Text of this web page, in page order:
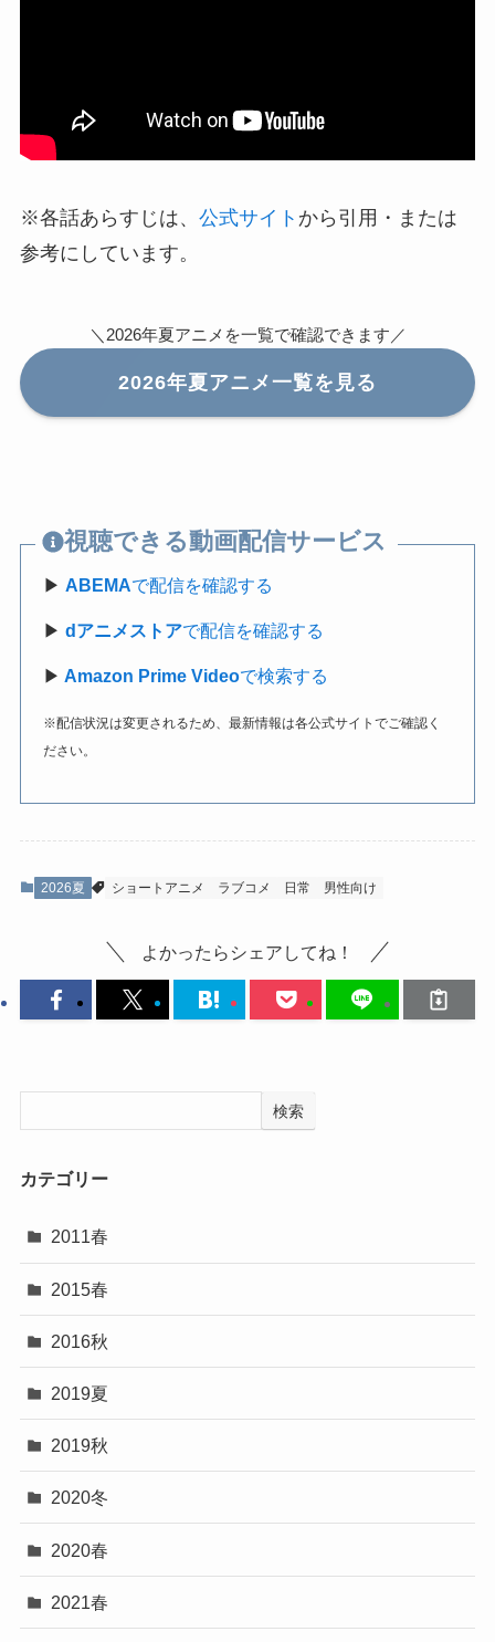
※各話あらすじは、 公式サイト から引用・または
参考にしています。
＼2026年夏アニメを一覧で確認できます／
2026年夏アニメ一覧を見る
視聴できる動画配信サービス
▶ABEMAで配信を確認する
▶dアニメストアで配信を確認する
▶ Amazon Prime Videoで検索する
※配信状況は変更されるため、最新情報は各公式サイトでご確認く
ださい。
2026夏 ショートアニメ ラブコメ 日常 男性向け
よかったらシェアしてね！
検索
カテゴリー
2011春
2015春
2016秋
2019夏
2019秋
2020冬
2020春
2021春